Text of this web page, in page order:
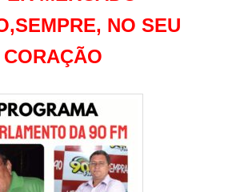
NO SEU
CORAÇÃO